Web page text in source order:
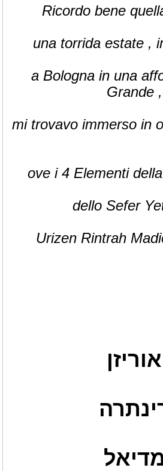
Ricordo bene
una torrida estate ,
a Bologna in una
Grande ,
mi trovavo immerso in
ove i 4 Elementi
dello Sefer
Urizen Rintrah
אוריזן